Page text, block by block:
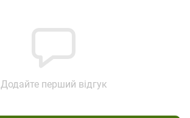
Додайте перший відгук